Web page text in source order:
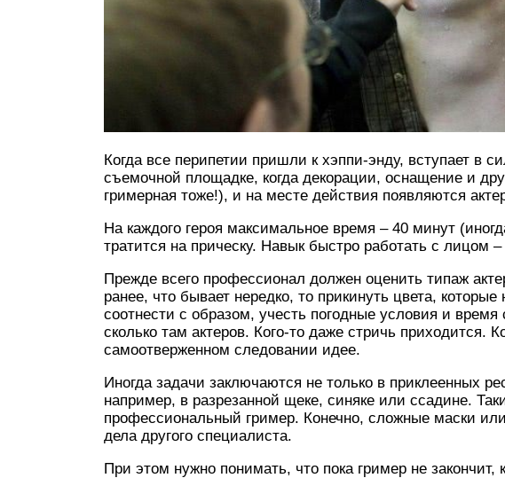
Когда все перипетии пришли к хэппи-энду, вступает в
съемочной площадке, когда декорации, оснащение и
гримерная тоже!), и на месте действия появляются
На каждого героя максимальное время – 40 минут
тратится на прическу. Навык быстро работать с лицом
Прежде всего профессионал должен оценить типаж
ранее, что бывает нередко, то прикинуть цвета,
соотнести с образом, учесть погодные условия и
сколько там актеров. Кого-то даже стричь приходится.
самоотверженном следовании идее.
Иногда задачи заключаются не только в приклеенных
например, в разрезанной щеке, синяке или ссадине.
профессиональный гример. Конечно, сложные маски
дела другого специалиста.
При этом нужно понимать, что пока гример не